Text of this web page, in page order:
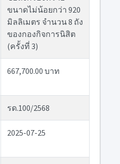
ขนาดไม่น้อยกว่า 920
มิลลิเมตร จำนวน 8 ถัง
ของกองกิจการนิสิต
(ครั้งที่ 3)
667,700.00 บาท
รด.100/2568
2025-07-25